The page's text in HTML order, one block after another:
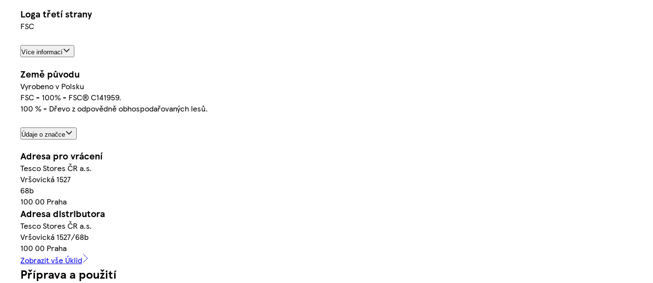
Loga třetí strany
FSC
Více informací
Země původu
Vyrobeno v Polsku
FSC - 100% - FSC® C141959.
100 % - Dřevo z odpovědně obhospodařovaných lesů.
Údaje o značce
Adresa pro vrácení
Tesco Stores ČR a.s.
Vršovická 1527
68b
100 00 Praha
Adresa distributora
Tesco Stores ČR a.s.
Vršovická 1527/68b
100 00 Praha
Zobrazit vše Úklid
Příprava a použití